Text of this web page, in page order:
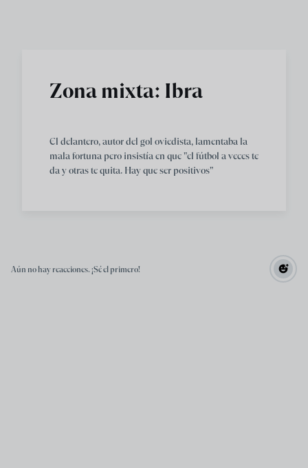
Zona mixta: Ibra
El delantero, autor del gol oviedista, lamentaba la
mala fortuna pero insistía en que "el fútbol a veces te
da y otras te quita. Hay que ser positivos"
Aún no hay reacciones. ¡Sé el primero!